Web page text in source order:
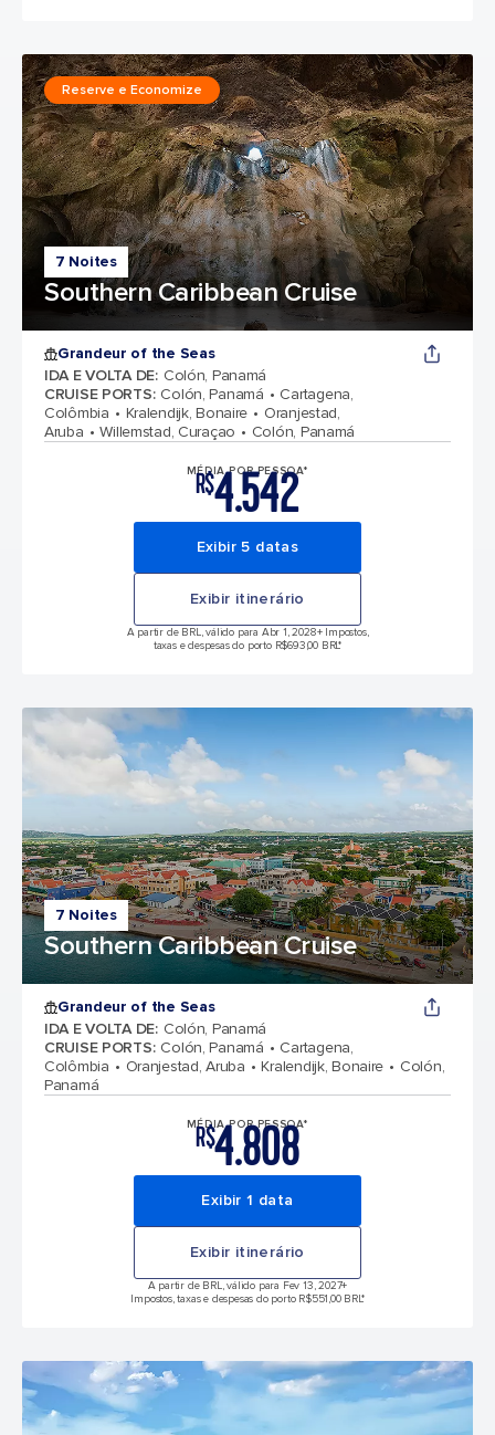
7 Noites
Southern Caribbean Cruise
Reserve e Economize
Grandeur of the Seas
IDA E VOLTA DE: Colón, Panamá
CRUISE PORTS: Colón, Panamá
Cartagena,
Colômbia
Kralendijk, Bonaire
Oranjestad,
Aruba
Willemstad, Curaçao Colón, Panamá
MÉDIA POR PESSOA*
R$4.542
Exibir 5 datas
Exibir itinerário
A partir de BRL, válido para Abr 1, 2028+ Impostos,
taxas e despesas do porto R$693,00 BRL*
7 Noites
Southern Caribbean Cruise
Grandeur of the Seas
IDA E VOLTA DE: Colón, Panamá
CRUISE PORTS: Colón, Panamá
Cartagena,
Colômbia
Oranjestad, Aruba Kralendijk, Bonaire
Colón,
Panamá
MÉDIA POR PESSOA*
R$4.808
Exibir 1 data
Exibir itinerário
A partir de BRL, válido para Fev 13, 2027+
Impostos, taxas e despesas do porto R$551,00 BRL*